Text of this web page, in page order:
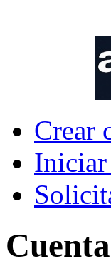
Crear
Iniciar